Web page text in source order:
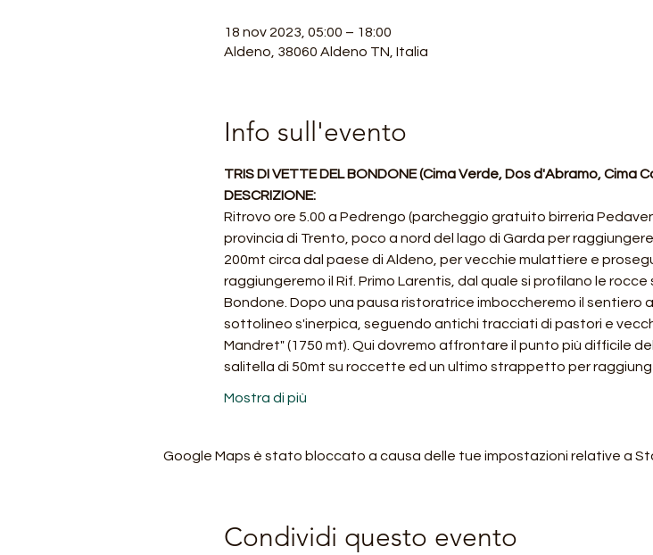
18 nov 2023, 05:00 – 18:00
Aldeno, 38060 Aldeno TN, Italia
Info sull'evento
TRIS DI VETTE DEL BONDONE (Cima Verde, Dos d'Abramo, Cima
DESCRIZIONE:
Ritrovo ore 5.00 a Pedrengo (parcheggio gratuito birreria
provincia di Trento, poco a nord del lago di Garda per
200mt circa dal paese di Aldeno, per vecchie mulattiere e
raggiungeremo il Rif. Primo Larentis, dal quale si profilano le
Bondone. Dopo una pausa ristoratrice imboccheremo il sentiero
sottolineo s'inerpica, seguendo antichi tracciati di pastori e
Mandret" (1750 mt). Qui dovremo affrontare il punto più difficile
salitella di 50mt su roccette ed un ultimo strappetto per
Mostra di più
Google Maps è stato bloccato a causa delle tue impostazioni relative a
Condividi questo evento